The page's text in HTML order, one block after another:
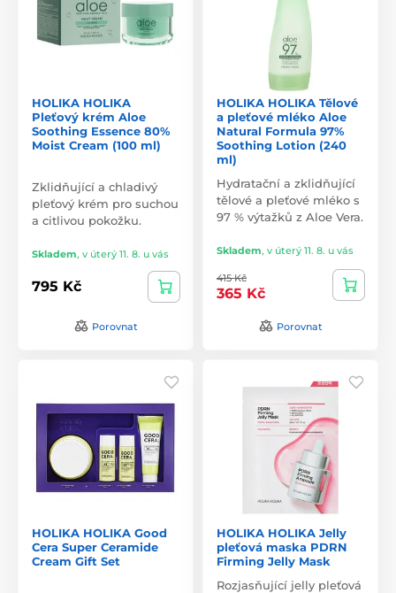
HOLIKA HOLIKA
Pleťový krém Aloe
Soothing Essence 80%
Moist Cream (100 ml)
Zklidňující a chladivý
pleťový krém pro suchou
a citlivou pokožku.
Skladem, v úterý 11. 8. u vás
795 Kč
Porovnat
HOLIKA HOLIKA Tělové
a pleťové mléko Aloe
Natural Formula 97%
Soothing Lotion (240
ml)
Hydratační a zklidňující
tělové a pleťové mléko s
97 % výtažků z Aloe Vera.
Skladem, v úterý 11. 8. u vás
415 Kč
365 Kč
Porovnat
HOLIKA HOLIKA Good
Cera Super Ceramide
Cream Gift Set
HOLIKA HOLIKA Jelly
pleťová maska PDRN
Firming Jelly Mask
Rozjasňující jelly pleťová